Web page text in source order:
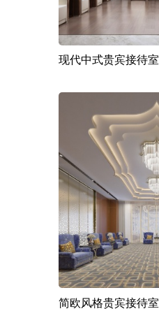
现代中式贵宾接待室
简欧风格贵宾接待室